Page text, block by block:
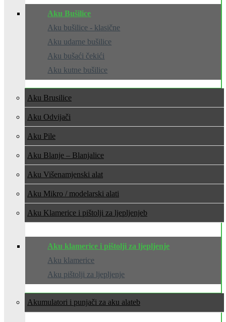
Aku Bušilice
Aku bušilice - klasične
Aku udarne bušilice
Aku bušaći čekići
Aku kutne bušilice
Aku Brusilice
Aku Odvijači
Aku Pile
Aku Blanje – Blanjalice
Aku Višenamjenski alat
Aku Mikro / modelarski alati
Aku Klamerice i pištolji za ljepljenje
Aku klamerice i pištolji za ljepljenje
Aku klamerice
Aku pištolji za ljepljenje
Akumulatori i punjači za aku alate